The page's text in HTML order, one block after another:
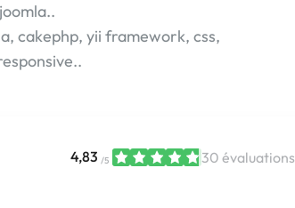
cakephp, yii framework, css,
4,83 /5 30 évaluations